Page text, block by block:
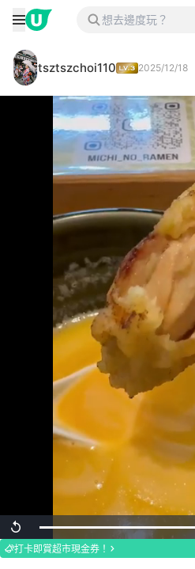
tsztszchoi110 2025/12/18
Replay Loaded:
100.00%
打卡即賞超市現金券！